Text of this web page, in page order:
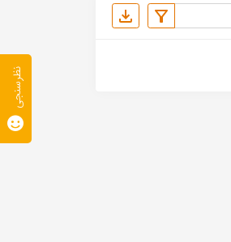
نظرسنجی